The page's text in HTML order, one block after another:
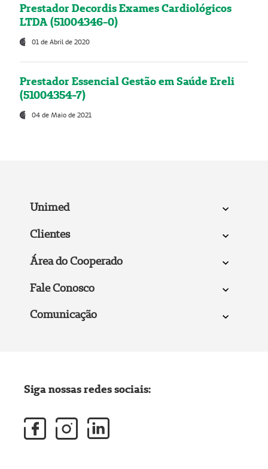
Prestador Decordis Exames Cardiológicos
LTDA (51004346-0)
01 de Abril de 2020
Prestador Essencial Gestão em Saúde Ereli
(51004354-7)
04 de Maio de 2021
Unimed
Clientes
Área do Cooperado
Fale Conosco
Comunicação
Siga nossas redes sociais: